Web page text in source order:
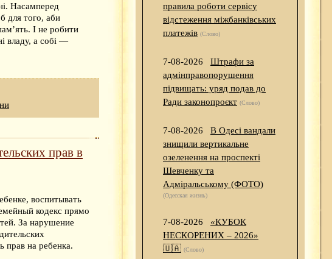
Насамперед
для того, аби
І не робити
владу, а собі —
прав в
воспитывать
кодекс прямо
За нарушение
прав на ребенка.
правила роботи сервісу
відстеження міжбанківських
платежів (Слово)
7-08-2026
Штрафи за
адмінправопорушення
підвищать: уряд подав до
Ради законопроєкт (Слово)
7-08-2026
В Одесі вандали
знищили вертикальне
озеленення на проспекті
Шевченку та
Адміральському (ФОТО)
(Одесская жизнь)
7-08-2026
«КУБОК
НЕСКОРЕНИХ – 2026»
🇺🇦 (Слово)